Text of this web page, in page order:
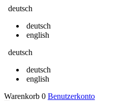
deutsch
deutsch
english
deutsch
deutsch
english
Warenkorb 0 Benutzerkonto